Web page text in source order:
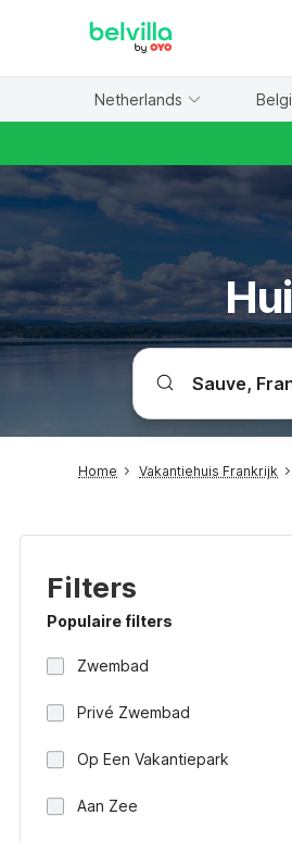
Netherlands
Home Vakantiehuis Frankrijk
Filters
Populaire filters
Zwembad
Privé Zwembad
Op Een Vakantiepark
Aan Zee